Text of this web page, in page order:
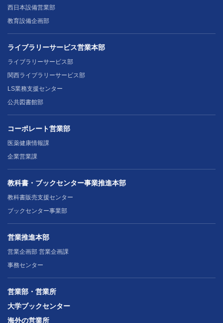
西日本設備営業部
教育設備企画部
ライブラリーサービス営業本部
ライブラリーサービス部
関西ライブラリーサービス部
LS業務支援センター
公共図書館部
コーポレート営業部
医薬健康情報課
企業営業課
教科書・ブックセンター事業推進本部
教科書販売支援センター
ブックセンター事業部
営業推進本部
営業企画部 営業企画課
事務センター
営業部・営業所
大学ブックセンター
海外の営業所